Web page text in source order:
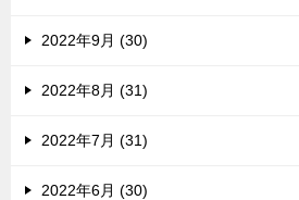
2022年9月 (30)
2022年8月 (31)
2022年7月 (31)
2022年6月 (30)